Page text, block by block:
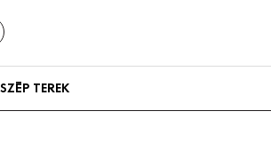
SZÉP TEREK